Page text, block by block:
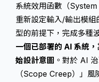
系統效用函數（
重新設定輸入/輸出模
型的前提下，完成多種
一個已部署的 AI 系統
始設計意圖 。對於 AI
（Scope Creep）」